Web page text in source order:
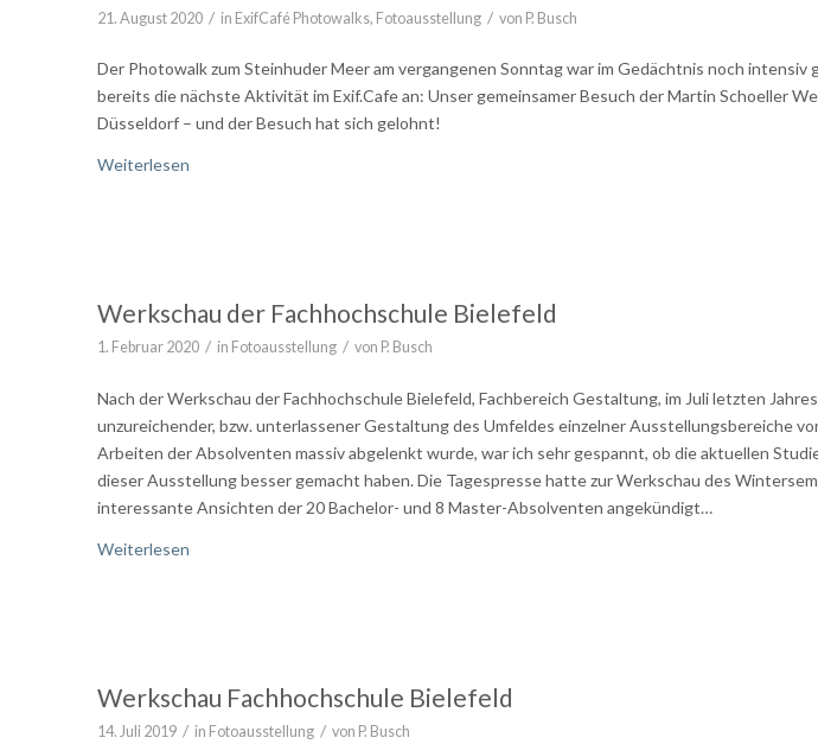
21. August 2020 / in ExifCafé Photowalks, Fotoausstellung / von P. Busch
Der Photowalk zum Steinhuder Meer am vergangenen Sonntag war im Gedächtnis noch intensiv
bereits die nächste Aktivität im Exif.Cafe an: Unser gemeinsamer Besuch der Martin Schoeller
Düsseldorf – und der Besuch hat sich gelohnt!
Weiterlesen
Werkschau der Fachhochschule Bielefeld
1. Februar 2020 / in Fotoausstellung / von P. Busch
Nach der Werkschau der Fachhochschule Bielefeld, Fachbereich Gestaltung, im Juli letzten
unzureichender, bzw. unterlassener Gestaltung des Umfeldes einzelner Ausstellungsbereiche
Arbeiten der Absolventen massiv abgelenkt wurde, war ich sehr gespannt, ob die aktuellen
dieser Ausstellung besser gemacht haben. Die Tagespresse hatte zur Werkschau des
interessante Ansichten der 20 Bachelor- und 8 Master-Absolventen angekündigt…
Weiterlesen
Werkschau Fachhochschule Bielefeld
14. Juli 2019 / in Fotoausstellung / von P. Busch